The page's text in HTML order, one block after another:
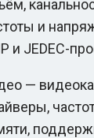
и
и JEDEC-
—